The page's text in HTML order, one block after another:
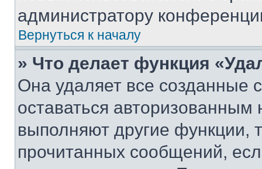
администратору
Вернуться к началу
» Что делает функция
Она удаляет все созданные
оставаться
выполняют другие функции,
прочитанных сообщений,